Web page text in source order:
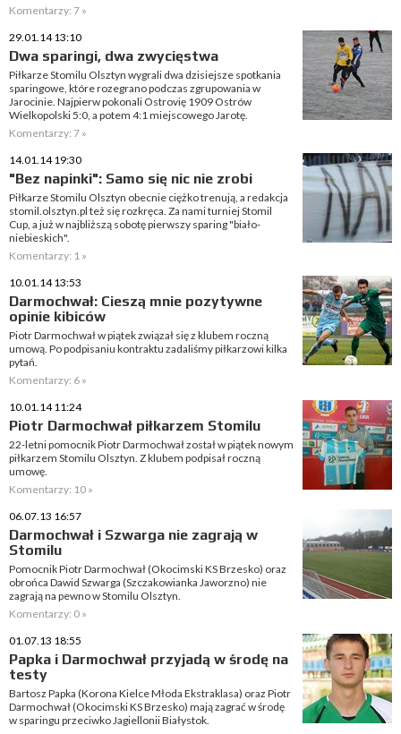
Komentarzy: 7 »
29.01.14 13:10
Dwa sparingi, dwa zwycięstwa
Piłkarze Stomilu Olsztyn wygrali dwa dzisiejsze spotkania
sparingowe, które rozegrano podczas zgrupowania w
Jarocinie. Najpierw pokonali Ostrovię 1909 Ostrów
Wielkopolski 5:0, a potem 4:1 miejscowego Jarotę.
Komentarzy: 7 »
14.01.14 19:30
"Bez napinki": Samo się nic nie zrobi
Piłkarze Stomilu Olsztyn obecnie ciężko trenują, a redakcja
stomil.olsztyn.pl też się rozkręca. Za nami turniej Stomil
Cup, a już w najbliższą sobotę pierwszy sparing "biało-
niebieskich".
Komentarzy: 1 »
10.01.14 13:53
Darmochwał: Cieszą mnie pozytywne
opinie kibiców
Piotr Darmochwał w piątek związał się z klubem roczną
umową. Po podpisaniu kontraktu zadaliśmy piłkarzowi kilka
pytań.
Komentarzy: 6 »
10.01.14 11:24
Piotr Darmochwał piłkarzem Stomilu
22-letni pomocnik Piotr Darmochwał został w piątek nowym
piłkarzem Stomilu Olsztyn. Z klubem podpisał roczną
umowę.
Komentarzy: 10 »
06.07.13 16:57
Darmochwał i Szwarga nie zagrają w
Stomilu
Pomocnik Piotr Darmochwał (Okocimski KS Brzesko) oraz
obrońca Dawid Szwarga (Szczakowianka Jaworzno) nie
zagrają na pewno w Stomilu Olsztyn.
Komentarzy: 0 »
01.07.13 18:55
Papka i Darmochwał przyjadą w środę na
testy
Bartosz Papka (Korona Kielce Młoda Ekstraklasa) oraz Piotr
Darmochwał (Okocimski KS Brzesko) mają zagrać w środę
w sparingu przeciwko Jagiellonii Białystok.